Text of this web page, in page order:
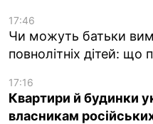
17:46
Чи можуть батьки
повнолітніх дітей: що
17:16
Квартири й будинки
власникам